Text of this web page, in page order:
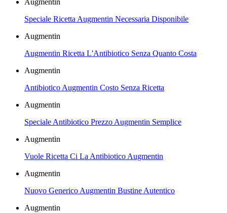
Augmentin
Speciale Ricetta Augmentin Necessaria Disponibile
Augmentin
Augmentin Ricetta L'Antibiotico Senza Quanto Costa
Augmentin
Antibiotico Augmentin Costo Senza Ricetta
Augmentin
Speciale Antibiotico Prezzo Augmentin Semplice
Augmentin
Vuole Ricetta Ci La Antibiotico Augmentin
Augmentin
Nuovo Generico Augmentin Bustine Autentico
Augmentin